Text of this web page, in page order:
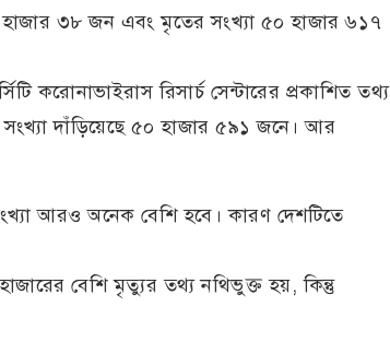
৩৮ জন এবং মৃতের সংখ্যা ৫০ হাজার ৬১৭
করোনাভাইরাস রিসার্চ সেন্টারের প্রকাশিত তথ্য
দাঁড়িয়েছে ৫০ হাজার ৫৯১ জনে। আর
আরও অনেক বেশি হবে। কারণ দেশটিতে
বেশি মৃত্যুর তথ্য নথিভুক্ত হয়, কিন্তু